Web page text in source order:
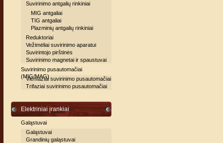
Suvirinimo antgalių rinkiniai
MIG antgaliai
TIG antgaliai
Plazminių antgalių rinkiniai
Reduktoriai
Vežimėliai suvirinimo aparatui
Suvirintojo pirštinės
Suvirinimo magnetai ir spaustuvai
Suvirinimo pusautomačiai
(MIG/MAG)
Vienfaziai suvirinimo pusautomačiai
Trifaziai suvirinimo pusautomačiai
Elektriniai įrankiai
Galąstuvai
Galąstuvai
Grandinių galąstuvai